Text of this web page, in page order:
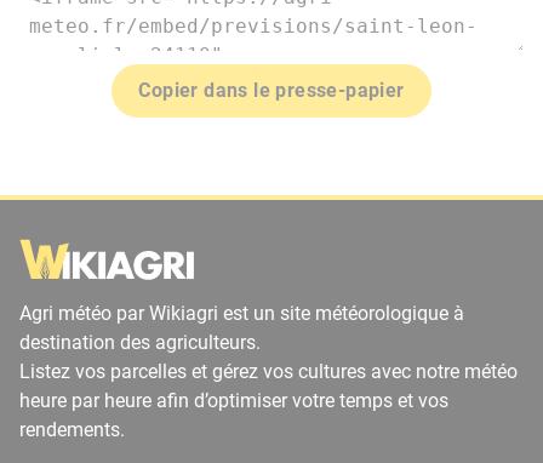
Copier dans le presse-papier
Agri météo par Wikiagri est un site météorologique à
destination des agriculteurs.
Listez vos parcelles et gérez vos cultures avec notre météo
heure par heure afin d’optimiser votre temps et vos
rendements.